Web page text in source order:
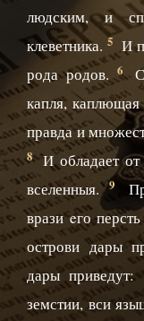
людским, и
клеветника. 5 И
рода родов.6
капля,
правда и
8 И обладает
вселенныя.9
врази eго
острови дары
дары приведут:
земстии, вси